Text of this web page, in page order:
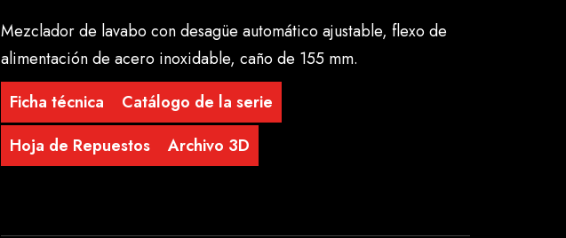
Mezclador de lavabo con desagüe automático ajustable, flexo de
alimentación de acero inoxidable, caño de 155 mm.
Ficha técnica
Catálogo de la serie
Hoja de Repuestos
Archivo 3D